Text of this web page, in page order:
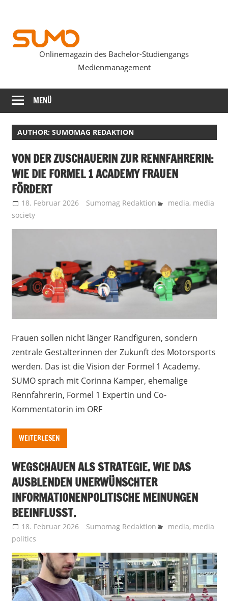
springen
SUMOmag
Onlinemagazin des Bachelor-Studiengangs
Medienmanagement
MENÜ
AUTHOR: SUMOMAG REDAKTION
VON DER ZUSCHAUERIN ZUR RENNFAHRERIN:
WIE DIE FORMEL 1 ACADEMY FRAUEN
FÖRDERT
18. Februar 2026 Sumomag Redaktion media, media
society
Frauen sollen nicht länger Randfiguren, sondern
zentrale Gestalterinnen der Zukunft des Motorsports
werden. Das ist die Vision der Formel 1 Academy.
SUMO sprach mit Corinna Kamper, ehemalige
Rennfahrerin, Formel 1 Expertin und Co-
Kommentatorin im ORF
WEITERLESEN
WEGSCHAUEN ALS STRATEGIE. WIE DAS
AUSBLENDEN UNERWÜNSCHTER
INFORMATIONENPOLITISCHE MEINUNGEN
BEEINFLUSST.
18. Februar 2026 Sumomag Redaktion media, media
politics